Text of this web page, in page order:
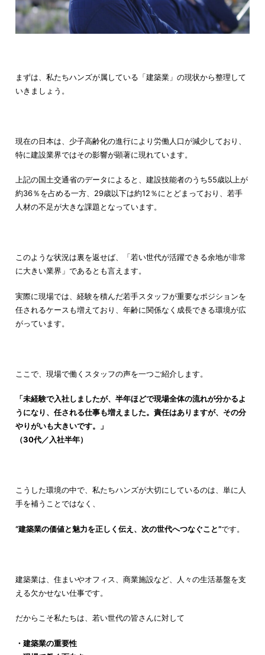
まずは、私たちハンズが属している「建築業」の現状から整理して
いきましょう。
現在の日本は、少子高齢化の進行により労働人口が減少しており、
特に建設業界ではその影響が顕著に現れています。
上記の国土交通省のデータによると、建設技能者のうち55歳以上が
約36％を占める一方、29歳以下は約12％にとどまっており、若手
人材の不足が大きな課題となっています。
このような状況は裏を返せば、「若い世代が活躍できる余地が非常
に大きい業界」であるとも言えます。
実際に現場では、経験を積んだ若手スタッフが重要なポジションを
任されるケースも増えており、年齢に関係なく成長できる環境が広
がっています。
ここで、現場で働くスタッフの声を一つご紹介します。
「未経験で入社しましたが、半年ほどで現場全体の流れが分かるよ
うになり、任される仕事も増えました。責任はありますが、その分
やりがいも大きいです。」
（30代／入社半年）
こうした環境の中で、私たちハンズが大切にしているのは、単に人
手を補うことではなく、
“建築業の価値と魅力を正しく伝え、次の世代へつなぐこと”です。
建築業は、住まいやオフィス、商業施設など、人々の生活基盤を支
える欠かせない仕事です。
だからこそ私たちは、若い世代の皆さんに対して
・建築業の重要性